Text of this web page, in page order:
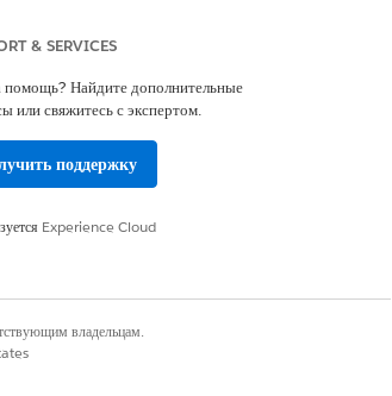
разработки
Да Нет
& SERVICES
Найдите дополнительные
или свяжитесь с экспертом.
поддержку
Experience Cloud
владельцам.